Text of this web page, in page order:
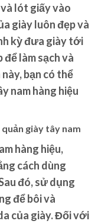
lót giấy vào
giày luôn đẹp và
kỳ đưa giày tới
làm sạch và
bạn có thể
nam hàng hiệu
giày tây nam
hàng hiệu,
cách dùng
đó, sử dụng
để bôi và
của giày. Đối với